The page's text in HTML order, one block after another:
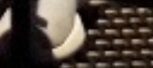
VERA 8 – Mathematik